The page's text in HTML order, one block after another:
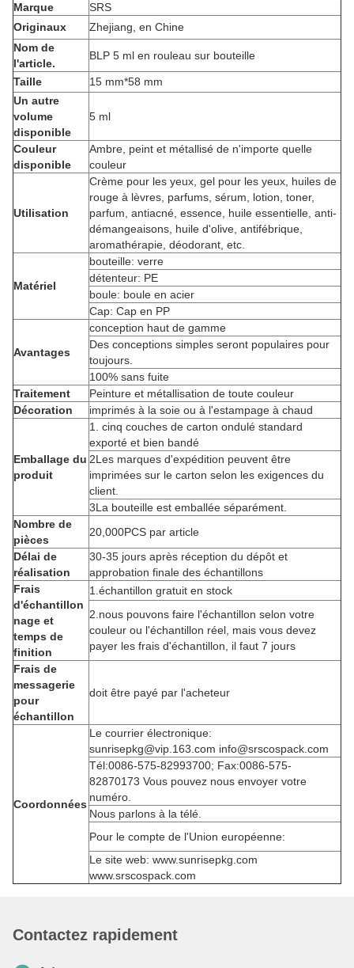
Marque
SRS
Originaux
Zhejiang, en Chine
Nom de
l'article.
BLP 5 ml en rouleau sur bouteille
Taille
15 mm*58 mm
Un autre
volume
disponible
5 ml
Couleur
disponible
Ambre, peint et métallisé de n'importe quelle
couleur
Utilisation
Crème pour les yeux, gel pour les yeux, huiles de
rouge à lèvres, parfums, sérum, lotion, toner,
parfum, antiacné, essence, huile essentielle, anti-
démangeaisons, huile d'olive, antifébrique,
aromathérapie, déodorant, etc.
Matériel
bouteille: verre
détenteur: PE
boule: boule en acier
Cap: Cap en PP
Avantages
conception haut de gamme
Des conceptions simples seront populaires pour
toujours.
100% sans fuite
Traitement
Peinture et métallisation de toute couleur
Décoration
imprimés à la soie ou à l'estampage à chaud
Emballage du
produit
1. cinq couches de carton ondulé standard
exporté et bien bandé
2Les marques d'expédition peuvent être
imprimées sur le carton selon les exigences du
client.
3La bouteille est emballée séparément.
Nombre de
pièces
20,000PCS par article
Délai de
réalisation
30-35 jours après réception du dépôt et
approbation finale des échantillons
Frais
d'échantillon
nage et
temps de
finition
1.échantillon gratuit en stock
2.nous pouvons faire l'échantillon selon votre
couleur ou l'échantillon réel, mais vous devez
payer les frais d'échantillon, il faut 7 jours
Frais de
messagerie
pour
échantillon
doit être payé par l'acheteur
Coordonnées
Le courrier électronique:
sunrisepkg@vip.163.com info@srscospack.com
Tél:0086-575-82993700; Fax:0086-575-
82870173 Vous pouvez nous envoyer votre
numéro.
Nous parlons à la télé.
Pour le compte de l'Union européenne:
Le site web: www.sunrisepkg.com
www.srscospack.com
Contactez rapidement